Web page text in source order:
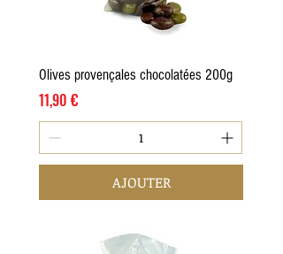
Olives provençales chocolatées 200g
Prix
11,90 €
AJOUTER